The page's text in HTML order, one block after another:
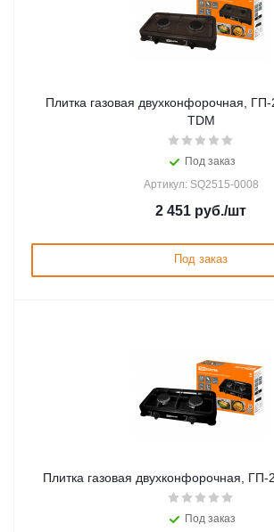
Плитка газовая двухконфорочная, ГП-
TDM
Под заказ
Артикул: SQ2515-0008
2 451 руб./шт
Под заказ
Плитка газовая двухконфорочная, ГП-
Под заказ